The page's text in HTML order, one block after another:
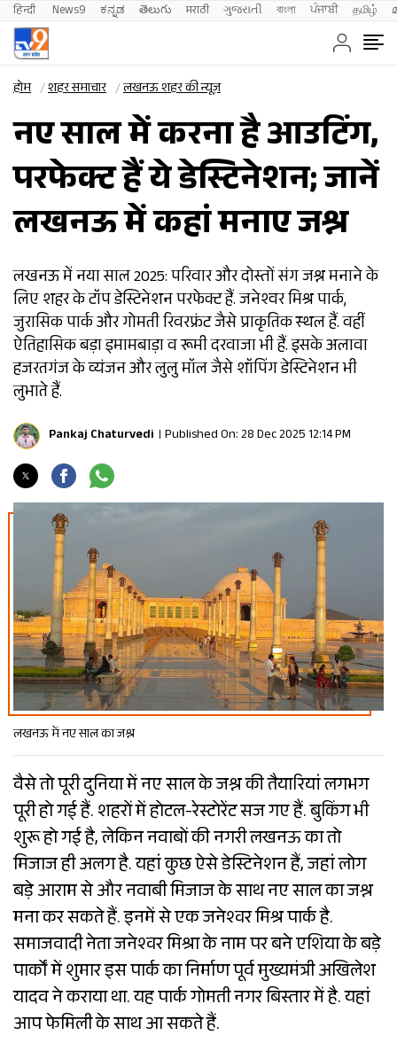
हिन्दी News9 ಕನ್ನಡ తెలుగు मराठी ગુજરાતી বাংলা ਪੰਜਾਬੀ தமிழ்
होम शहर समाचार लखनऊ शहर की न्यूज़
नए साल में करना है आउटिंग,
परफेक्ट हैं ये डेस्टिनेशन; जानें
लखनऊ में कहां मनाए जश्न
लखनऊ में नया साल 2025: परिवार और दोस्तों संग जश्न मनाने के
लिए शहर के टॉप डेस्टिनेशन परफेक्ट हैं. जनेश्वर मिश्र पार्क,
जुरासिक पार्क और गोमती रिवरफ्रंट जैसे प्राकृतिक स्थल हैं. वहीं
ऐतिहासिक बड़ा इमामबाड़ा व रूमी दरवाजा भी हैं. इसके अलावा
हजरतगंज के व्यंजन और लुलु मॉल जैसे शॉपिंग डेस्टिनेशन भी
लुभाते हैं.
Pankaj Chaturvedi Published On: 28 Dec 2025 12:14 PM
लखनऊ में नए साल का जश्न
वैसे तो पूरी दुनिया में नए साल के जश्न की तैयारियां लगभग
पूरी हो गई हैं. शहरों में होटल-रेस्टोरेंट सज गए हैं. बुकिंग भी
शुरू हो गई है, लेकिन नवाबों की नगरी लखनऊ का तो
मिजाज ही अलग है. यहां कुछ ऐसे डेस्टिनेशन हैं, जहां लोग
बड़े आराम से और नवाबी मिजाज के साथ नए साल का जश्न
मना कर सकते हैं. इनमें से एक जनेश्वर मिश्र पार्क है.
समाजवादी नेता जनेश्वर मिश्रा के नाम पर बने एशिया के बड़े
पार्कों में शुमार इस पार्क का निर्माण पूर्व मुख्यमंत्री अखिलेश
यादव ने कराया था. यह पार्क गोमती नगर बिस्तार में है. यहां
आप फेमिली के साथ आ सकते हैं.